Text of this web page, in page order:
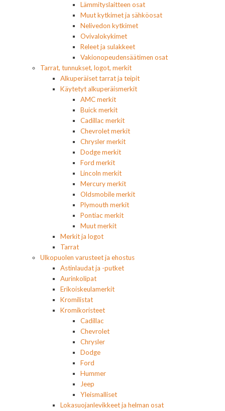
Lämmityslaitteen osat
Muut kytkimet ja sähköosat
Nelivedon kytkimet
Ovivalokykimet
Releet ja sulakkeet
Vakionopeudensäätimen osat
Tarrat, tunnukset, logot, merkit
Alkuperäiset tarrat ja teipit
Käytetyt alkuperäismerkit
AMC merkit
Buick merkit
Cadillac merkit
Chevrolet merkit
Chrysler merkit
Dodge merkit
Ford merkit
Lincoln merkit
Mercury merkit
Oldsmobile merkit
Plymouth merkit
Pontiac merkit
Muut merkit
Merkit ja logot
Tarrat
Ulkopuolen varusteet ja ehostus
Astinlaudat ja -putket
Aurinkolipat
Erikoiskeulamerkit
Kromilistat
Kromikoristeet
Cadillac
Chevrolet
Chrysler
Dodge
Ford
Hummer
Jeep
Yleismalliset
Lokasuojanlevikkeet ja helman osat